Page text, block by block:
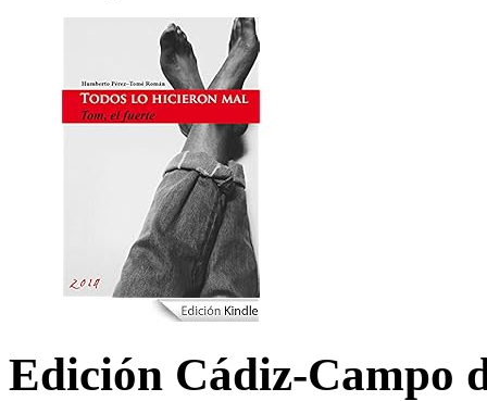
Edición Cádiz-Campo